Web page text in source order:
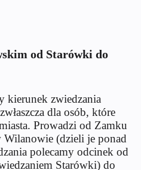
od Starówki do
kierunek zwiedzania
dla osób, które
Prowadzi od Zamku
Wilanowie (dzieli je ponad
polecamy odcinek od
Starówki) do